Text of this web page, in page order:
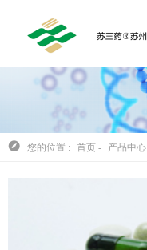
 您的位置 : 首页 - 产品中心